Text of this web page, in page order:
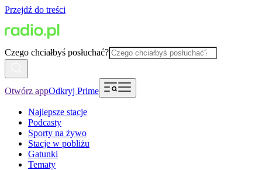
Przejdź do treści
Czego chciałbyś posłuchać?
Otwórz appOdkryj Prime
Najlepsze stacje
Podcasty
Sporty na żywo
Stacje w pobliżu
Gatunki
Tematy